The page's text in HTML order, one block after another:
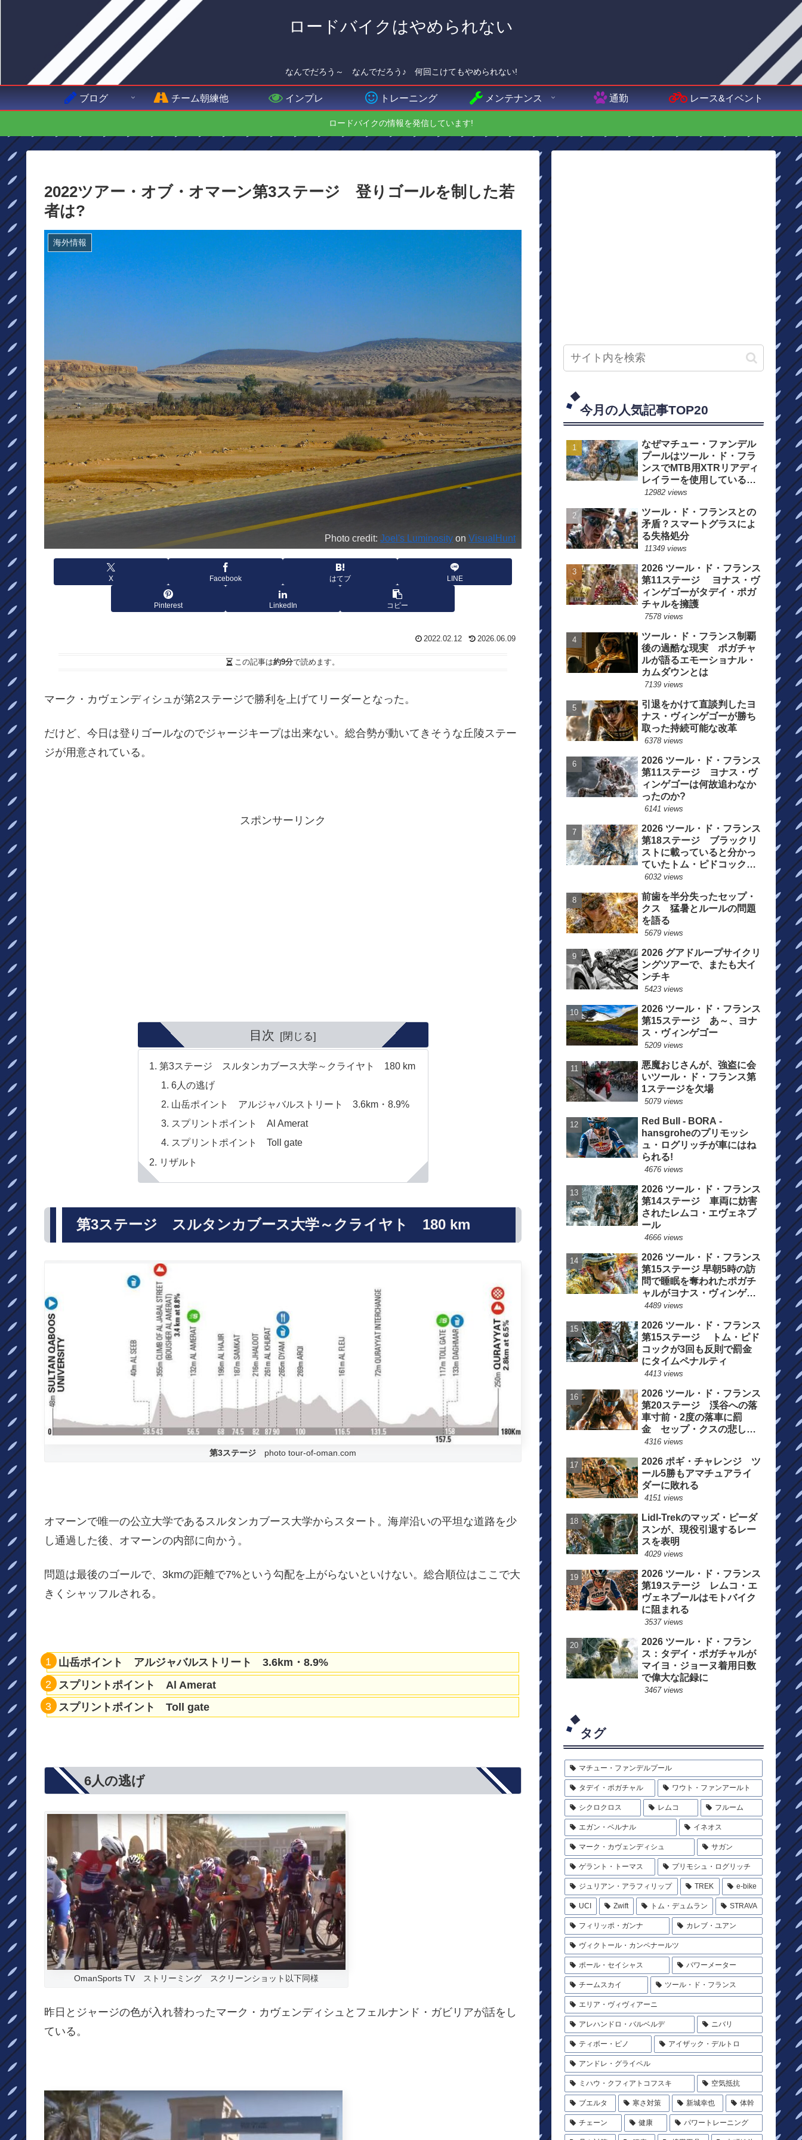
ロードバイクはやめられない
なんでだろう～ なんでだろう♪ 何回こけてもやめられない!
ブログ チーム朝練他 インプレ トレーニング メンテナンス 通勤 レース&イベント
ロードバイクの情報を発信しています!
2022ツアー・オブ・オマーン第3ステージ 登りゴールを制した若
者は?
海外情報
Photo credit:Joel's Luminosity onVisualHunt
X Facebook はてブ LINE
Pinterest LinkedIn コピー
2022.02.12 2026.06.09
この記事は約9分で読めます。
マーク・カヴェンディシュが第2ステージで勝利を上げてリーダーとなった。
だけど、今日は登りゴールなのでジャージキープは出来ない。総合勢が動いてきそうな丘陵ステー
ジが用意されている。
スポンサーリンク
目次
第3ステージ スルタンカブース大学～クライヤト 180 km
6人の逃げ
山岳ポイント アルジャバルストリート 3.6km・8.9%
スプリントポイント Al Amerat
スプリントポイント Toll gate
リザルト
第3ステージ スルタンカブース大学～クライヤト 180 km
第3ステージ photo tour-of-oman.com
オマーンで唯一の公立大学であるスルタンカブース大学からスタート。海岸沿いの平坦な道路を少
し通過した後、オマーンの内部に向かう。
問題は最後のゴールで、3kmの距離で7%という勾配を上がらないといけない。総合順位はここで大
きくシャッフルされる。
山岳ポイント アルジャバルストリート 3.6km・8.9%
スプリントポイント Al Amerat
スプリントポイント Toll gate
6人の逃げ
OmanSports TV ストリーミング スクリーンショット以下同様
昨日とジャージの色が入れ替わったマーク・カヴェンディシュとフェルナンド・ガビリアが話をし
ている。
今月の人気記事TOP20
なぜマチュー・ファンデル
プールはツール・ド・フラ
ンスでMTB用XTRリアディ
レイラーを使用しているの
か？
12982 views
ツール・ド・フランスとの
矛盾？スマートグラスによ
る失格処分
11349 views
2026 ツール・ド・フランス
第11ステージ ヨナス・ヴ
ィンゲゴーがタデイ・ポガ
チャルを擁護
7578 views
ツール・ド・フランス制覇
後の過酷な現実 ポガチャ
ルが語るエモーショナル・
カムダウンとは
7139 views
引退をかけて直談判したヨ
ナス・ヴィンゲゴーが勝ち
取った持続可能な改革
6378 views
2026 ツール・ド・フランス
第11ステージ ヨナス・ヴ
ィンゲゴーは何故追わなか
ったのか?
6141 views
2026 ツール・ド・フランス
第18ステージ ブラックリ
ストに載っていると分かっ
ていたトム・ピドコックは
総合順位死守に
6032 views
前歯を半分失ったセップ・
クス 猛暑とルールの問題
を語る
5679 views
2026 グアドループサイクリ
ングツアーで、またも大イ
ンチキ
5423 views
2026 ツール・ド・フランス
第15ステージ あ～、ヨナ
ス・ヴィンゲゴー
5209 views
悪魔おじさんが、強盗に会
いツール・ド・フランス第
1ステージを欠場
5079 views
Red Bull - BORA -
hansgroheのプリモッシ
ュ・ログリッチが車にはね
られる!
4676 views
2026 ツール・ド・フランス
第14ステージ 車両に妨害
されたレムコ・エヴェネプ
ール
4666 views
2026 ツール・ド・フランス
第15ステージ 早朝5時の訪
問で睡眠を奪われたポガチ
ャルがヨナス・ヴィンゲゴ
ーの離脱を惜しむ
4489 views
2026 ツール・ド・フランス
第15ステージ トム・ピド
コックが3回も反則で罰金
にタイムペナルティ
4413 views
2026 ツール・ド・フランス
第20ステージ 渓谷への落
車寸前・2度の落車に罰
金 セップ・クスの悲しい
一日
4316 views
2026 ポギ・チャレンジ ツ
ール5勝もアマチュアライ
ダーに敗れる
4151 views
Lidl-Trekのマッズ・ピーダ
スンが、現役引退するレー
スを表明
4029 views
2026 ツール・ド・フランス
第19ステージ レムコ・エ
ヴェネプールはモトバイク
に阻まれる
3537 views
2026 ツール・ド・フラン
ス：タデイ・ポガチャルが
マイヨ・ジョーヌ着用日数
で偉大な記録に
3467 views
タグ
マチュー・ファンデルプール
タデイ・ポガチャル ワウト・ファンアールト
シクロクロス レムコ フルーム
エガン・ベルナル イネオス
マーク・カヴェンディシュ サガン
ゲラント・トーマス プリモシュ・ログリッチ
ジュリアン・アラフィリップ TREK e-bike
UCI Zwift トム・デュムラン STRAVA
フィリッポ・ガンナ カレブ・ユアン
ヴィクトール・カンペナールツ
ポール・セイシャス パワーメーター
チームスカイ ツール・ド・フランス
エリア・ヴィヴィアーニ
アレハンドロ・バルベルデ ニバリ
ティボー・ピノ アイザック・デルトロ
アンドレ・グライペル
ミハウ・クフィアトコフスキ 空気抵抗
ブエルタ 寒さ対策 新城幸也 体幹
チェーン 健康 パワートレーニング